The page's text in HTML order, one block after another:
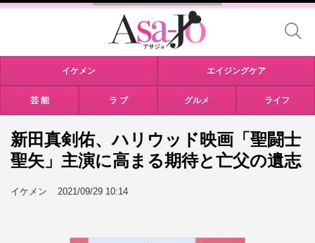
イケメン エイジングケア
芸 能 ラ ブ グルメ ライフ
新田真剣佑、ハリウッド映画「聖闘士
聖矢」主演に高まる期待と亡父の遺志
イケメン 2021/09/29 10:14